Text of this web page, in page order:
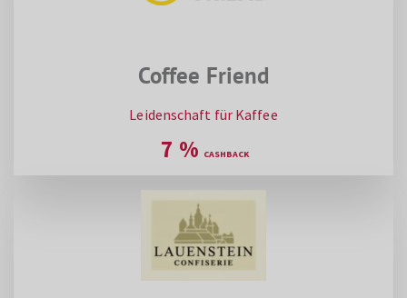
Coffee Friend
Leidenschaft für Kaffee
7 %